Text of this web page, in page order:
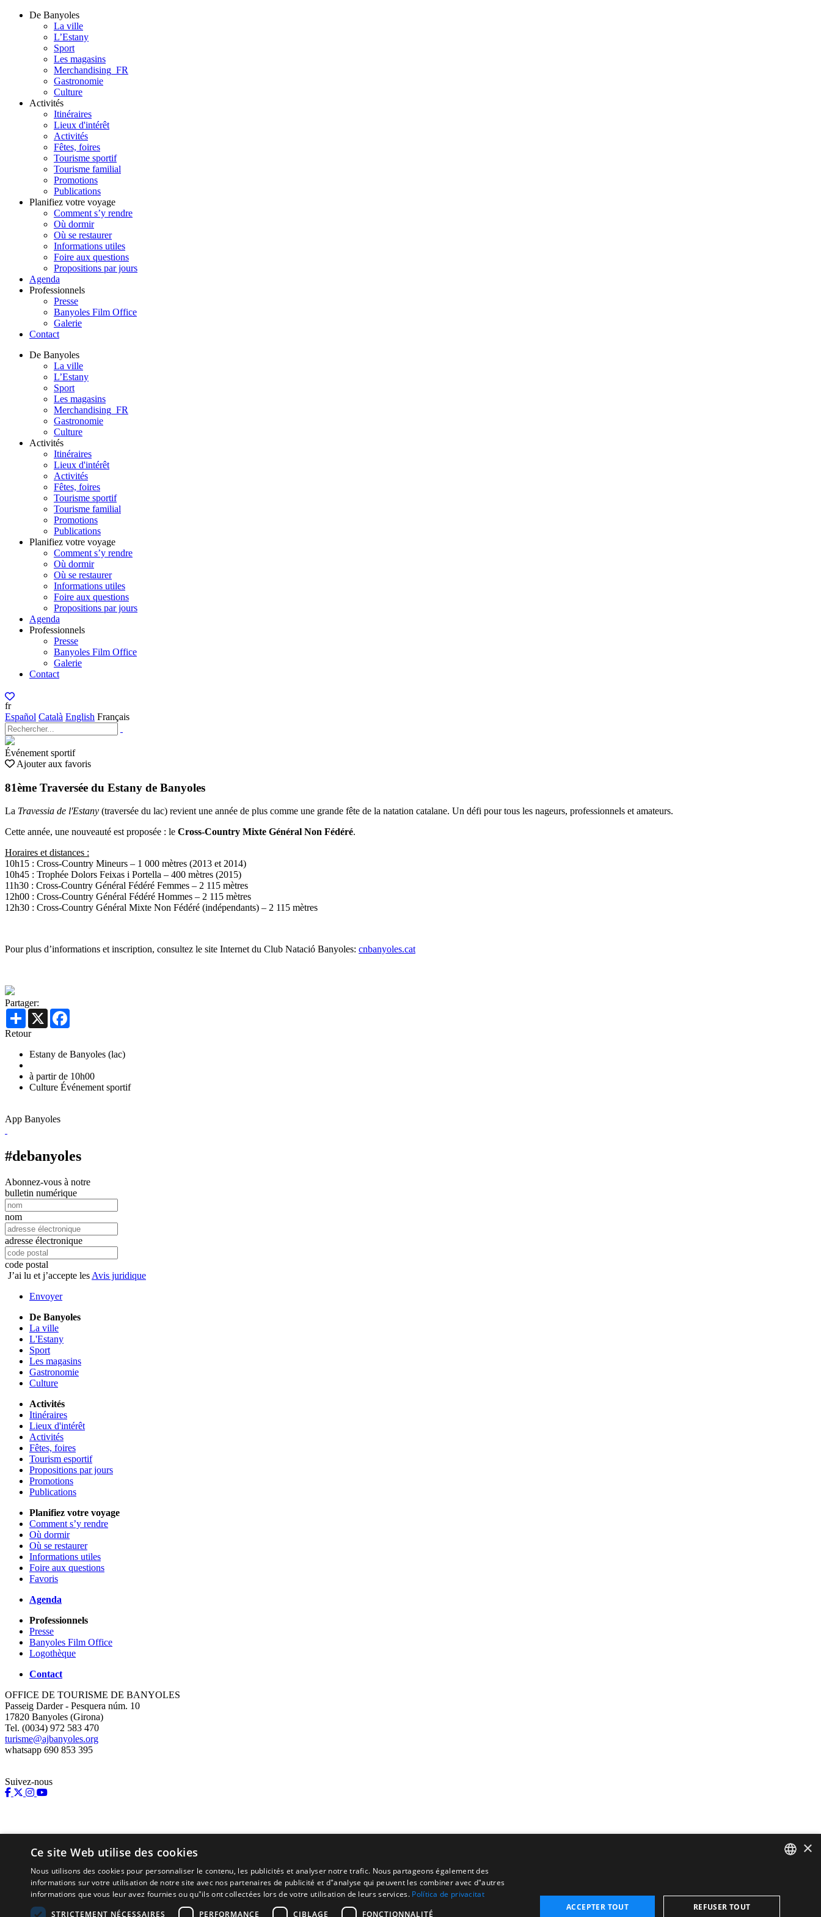
De Banyoles
La ville
L’Estany
Sport
Les magasins
Merchandising_FR
Gastronomie
Culture
Activités
Itinéraires
Lieux d'intérêt
Activités
Fêtes, foires
Tourisme sportif
Tourisme familial
Promotions
Publications
Planifiez votre voyage
Comment s’y rendre
Où dormir
Où se restaurer
Informations utiles
Foire aux questions
Propositions par jours
Agenda
Professionnels
Presse
Banyoles Film Office
Galerie
Contact
De Banyoles
La ville
L’Estany
Sport
Les magasins
Merchandising_FR
Gastronomie
Culture
Activités
Itinéraires
Lieux d'intérêt
Activités
Fêtes, foires
Tourisme sportif
Tourisme familial
Promotions
Publications
Planifiez votre voyage
Comment s’y rendre
Où dormir
Où se restaurer
Informations utiles
Foire aux questions
Propositions par jours
Agenda
Professionnels
Presse
Banyoles Film Office
Galerie
Contact
fr
Español Català English Français
Événement sportif
Ajouter aux favoris
81ème Traversée du Estany de Banyoles
La Travessia de l'Estany (traversée du lac) revient une année de plus comme une grande fête de la natation catalane. Un défi pour tous les nageurs, professionnels et amateurs.
Cette année, une nouveauté est proposée : le Cross-Country Mixte Général Non Fédéré.
Horaires et distances :
10h15 : Cross-Country Mineurs – 1 000 mètres (2013 et 2014)
10h45 : Trophée Dolors Feixas i Portella – 400 mètres (2015)
11h30 : Cross-Country Général Fédéré Femmes – 2 115 mètres
12h00 : Cross-Country Général Fédéré Hommes – 2 115 mètres
12h30 : Cross-Country Général Mixte Non Fédéré (indépendants) – 2 115 mètres
Pour plus d’informations et inscription, consultez le site Internet du Club Natació Banyoles: cnbanyoles.cat
Partager:
Share X
Retour
Estany de Banyoles (lac)
à partir de 10h00
Culture Événement sportif
App Banyoles
#debanyoles
Abonnez-vous à notre
bulletin numérique
nom
adresse électronique
code postal
J’ai lu et j’accepte les Avis juridique
Envoyer
De Banyoles
La ville
L'Estany
Sport
Les magasins
Gastronomie
Culture
Activités
Itinéraires
Lieux d'intérêt
Activités
Fêtes, foires
Tourism esportif
Propositions par jours
Promotions
Publications
Planifiez votre voyage
Comment s’y rendre
Où dormir
Où se restaurer
Informations utiles
Foire aux questions
Favoris
Agenda
Professionnels
Presse
Banyoles Film Office
Logothèque
Contact
OFFICE DE TOURISME DE BANYOLES
Passeig Darder - Pesquera núm. 10
17820 Banyoles (Girona)
Tel. (0034) 972 583 470
turisme@ajbanyoles.org
whatsapp 690 853 395
Suivez-nous
Supporté par:
×
Ce site Web utilise des cookies
Nous utilisons des cookies pour personnaliser le contenu, les publicités et analyser notre trafic. Nous partageons également des
informations sur votre utilisation de notre site avec nos partenaires de publicité et d"analyse qui peuvent les combiner avec d"autres
informations que vous leur avez fournies ou qu"ils ont collectées lors de votre utilisation de leurs services. Política de privacitat
STRICTEMENT NÉCESSAIRES
PERFORMANCE CIBLAGE FONCTIONNALITÉ
ACCEPTER TOUT REFUSER TOUT